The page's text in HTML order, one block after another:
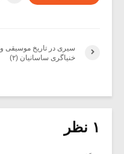
سیری در تاریخ موسیقی و
خنیاگری ساسانیان (۲)
۱ نظر